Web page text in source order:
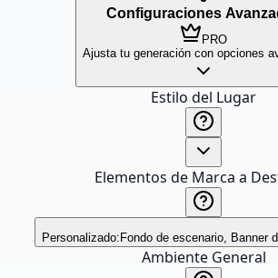
Configuraciones
PRO
Ajusta tu generación con opciones
Estilo del Lugar
Elementos de Marca a
Personalizado: Fondo de escenario, Banner
Ambiente General